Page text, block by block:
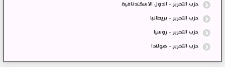
حزب التحرير - الدول الاسكندنافية
حزب التحرير - بريطانيا
حزب التحرير - روسيا
حزب التحرير - هولندا